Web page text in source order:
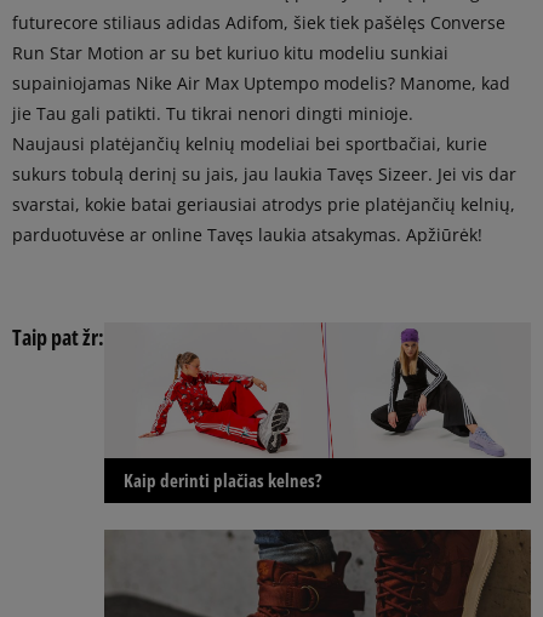
futurecore stiliaus adidas Adifom, šiek tiek pašėlęs Converse
Run Star Motion ar su bet kuriuo kitu modeliu sunkiai
supainiojamas Nike Air Max Uptempo modelis? Manome, kad
jie Tau gali patikti. Tu tikrai nenori dingti minioje.
Naujausi platėjančių kelnių modeliai bei sportbačiai, kurie
sukurs tobulą derinį su jais, jau laukia Tavęs Sizeer. Jei vis dar
svarstai, kokie batai geriausiai atrodys prie platėjančių kelnių,
parduotuvėse ar online Tavęs laukia atsakymas. Apžiūrėk!
Taip pat žr:
Kaip derinti plačias kelnes?